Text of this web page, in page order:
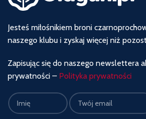
Jesteś miłośnikiem broni
naszego klubu i zyskaj więcej niż
Zapisując się do naszego newslettera
prywatności – Polityka prywatności